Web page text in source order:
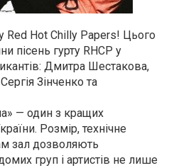
Red Hot Chilly Papers! Цього
пісень гурту RHCP у
Дмитра Шестакова,
Зінченко та
— один з кращих
Розмір, технічне
зал дозволяють
груп і артистів не лише